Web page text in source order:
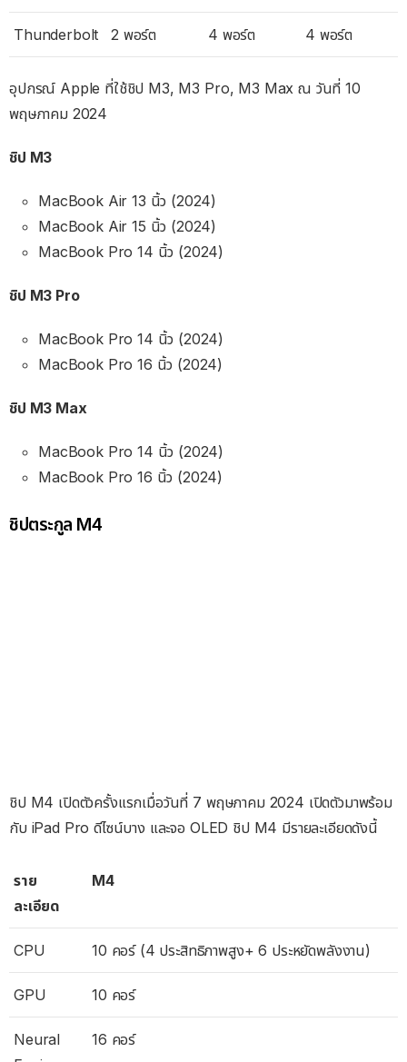
Thunderbolt 2 พอร์ต 4 พอร์ต 4 พอร์ต
อุปกรณ์ Apple ที่ใช้ชิป M3, M3 Pro, M3 Max ณ วันที่ 10
พฤษภาคม 2024
ชิป M3
MacBook Air 13 นิ้ว (2024)
MacBook Air 15 นิ้ว (2024)
MacBook Pro 14 นิ้ว (2024)
ชิป M3 Pro
MacBook Pro 14 นิ้ว (2024)
MacBook Pro 16 นิ้ว (2024)
ชิป M3 Max
MacBook Pro 14 นิ้ว (2024)
MacBook Pro 16 นิ้ว (2024)
ชิปตระกูล M4
ชิป M4 เปิดตัวครั้งแรกเมื่อวันที่ 7 พฤษภาคม 2024 เปิดตัวมาพร้อม
กับ iPad Pro ดีไซน์บาง และจอ OLED ชิป M4 มีรายละเอียดดังนี้
ราย
ละเอียด
M4
CPU 10 คอร์ (4 ประสิทธิภาพสูง+ 6 ประหยัดพลังงาน)
GPU 10 คอร์
Neural
16 คอร์